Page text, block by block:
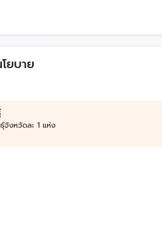
ศ.2565 อยู่ที่ 1.16
ซึ่งสูงกว่าระดับทดแทน
นวนประชากรไทยจะลดลงจาก 66 ล้านคน เหลือ
อต่อการพัฒนาประเทศ โดยมีข้อมูลคาดการณ์
ประเทศ
ศ
ยบาย
งหวัดละ 1 แห่ง